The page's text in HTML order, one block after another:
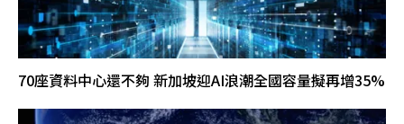
70座資料中心還不夠 新加坡迎AI浪潮全國容量擬再增35%